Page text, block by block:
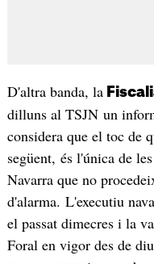
D'altra banda, la
dilluns al TSJN un
considera que el toc de
següent, és l'única de
Navarra que no
d'alarma. L'executiu
el passat dimecres i la
Foral en vigor des de